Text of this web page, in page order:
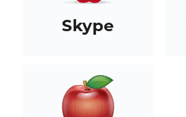
Skype